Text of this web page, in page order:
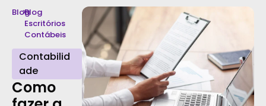
Blog
>Blog
Escritórios
Contábeis
Contabilid
ade
Como